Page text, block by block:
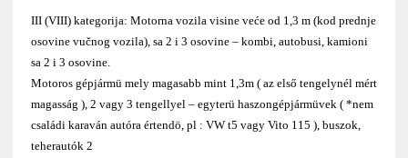
III (VIII) kategorija: Motorna vozila visine veće od 1,3 m (kod prednje
osovine vučnog vozila), sa 2 i 3 osovine – kombi, autobusi, kamioni
sa 2 i 3 osovine.
Motoros gépjármü mely magasabb mint 1,3m ( az első tengelynél mért
magasság ), 2 vagy 3 tengellyel – egyterü haszongépjármüvek ( *nem
családi karaván autóra értendö, pl : VW t5 vagy Vito 115 ), buszok,
teherautók 2